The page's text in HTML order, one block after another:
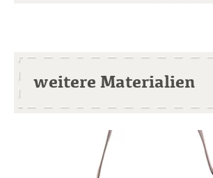
weitere Materialien